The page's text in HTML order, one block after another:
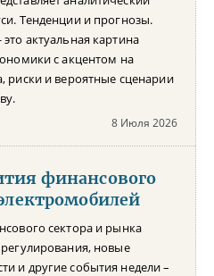
Тенденции и прогнозы.
актуальная картина
с акцентом на
риски и вероятные сценарии
8 Июля 2026
финансового
сектора и рынка
новые
и другие события недели –